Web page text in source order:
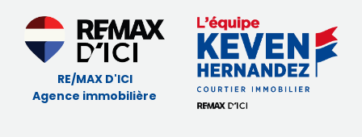
RE/MAX D'ICI
Agence immobilière